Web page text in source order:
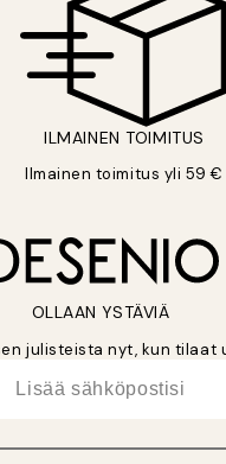
ILMAINEN TOIMITUS
Ilmainen toimitus yli 59 €
OLLAAN YSTÄVIÄ
julisteista nyt, kun tilaat